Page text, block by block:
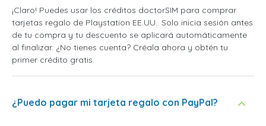
¡Claro! Puedes usar los créditos doctorSIM para comprar
tarjetas regalo de Playstation EE.UU.. Solo inicia sesión antes
de tu compra y tu descuento se aplicará automáticamente
al finalizar. ¿No tienes cuenta? Créala ahora y obtén tu
primer crédito gratis.
¿Puedo pagar mi tarjeta regalo con PayPal?